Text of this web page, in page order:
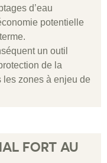
d’eau
potentielle
un outil
de la
les zones à enjeu de
FORT AU